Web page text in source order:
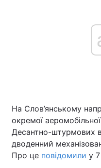
На Слов’янському
окремої
Десантно-штурмових
дводенний
Про це повідомили у